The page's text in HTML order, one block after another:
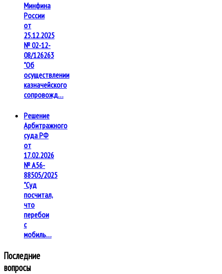
Минфина
России
от
25.12.2025
№ 02-12-
08/126263
"Об
осуществлении
казначейского
сопровожд…
Решение
Арбитражного
суда РФ
от
17.02.2026
№ А56-
88505/2025
"Суд
посчитал,
что
перебои
с
мобиль…
Последние
вопросы